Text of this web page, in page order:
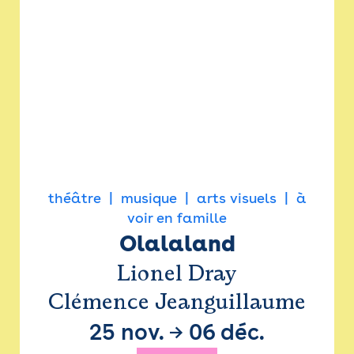
théâtre musique arts visuels
à
voir en famille
Olalaland
Lionel Dray
Clémence Jeanguillaume
25 nov. → 06 déc.